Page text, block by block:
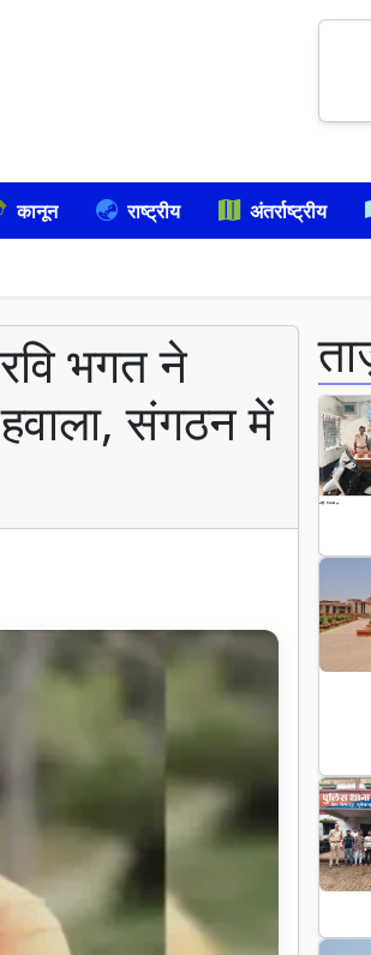
कानून राष्ट्रीय अंतर्राष्ट्रीय
भगत ने
हवाला, संगठन में